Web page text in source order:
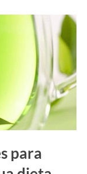
para